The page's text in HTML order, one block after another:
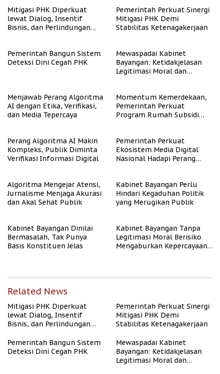
Mitigasi PHK Diperkuat
lewat Dialog, Insentif
Bisnis, dan Perlindungan
Pemerintah Perkuat Sinergi
Mitigasi PHK Demi
Stabilitas Ketenagakerjaan
Pemerintah Bangun Sistem
Deteksi Dini Cegah PHK
Mewaspadai Kabinet
Bayangan: Ketidakjelasan
Legitimasi Moral dan
Menjawab Perang Algoritma
AI dengan Etika, Verifikasi,
dan Media Tepercaya
Momentum Kemerdekaan,
Pemerintah Perkuat
Program Rumah Subsidi
Perang Algoritma AI Makin
Kompleks, Publik Diminta
Verifikasi Informasi Digital
Pemerintah Perkuat
Ekosistem Media Digital
Nasional Hadapi Perang
Algoritma Mengejar Atensi,
Jurnalisme Menjaga Akurasi
dan Akal Sehat Publik
Kabinet Bayangan Perlu
Hindari Kegaduhan Politik
yang Merugikan Publik
Kabinet Bayangan Dinilai
Bermasalah, Tak Punya
Basis Konstituen Jelas
Kabinet Bayangan Tanpa
Legitimasi Moral Berisiko
Mengaburkan Kepercayaan
Related News
Mitigasi PHK Diperkuat
lewat Dialog, Insentif
Bisnis, dan Perlindungan
Pemerintah Perkuat Sinergi
Mitigasi PHK Demi
Stabilitas Ketenagakerjaan
Pemerintah Bangun Sistem
Deteksi Dini Cegah PHK
Mewaspadai Kabinet
Bayangan: Ketidakjelasan
Legitimasi Moral dan